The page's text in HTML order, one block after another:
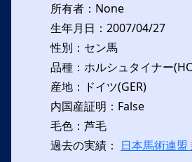
所有者：None
生年月日：2007/04/27
性別：セン馬
品種：ホルシュタイナー
産地：ドイツ(GER)
内国産証明：False
毛色：芦毛
過去の実績： 日本馬術連盟